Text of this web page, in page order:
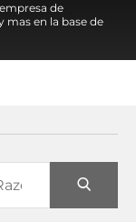
de
mas en la base de